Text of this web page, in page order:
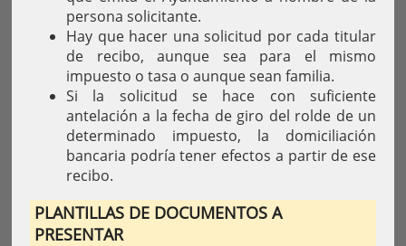
persona solicitante.
Hay que hacer una solicitud por cada titular
de recibo, aunque sea para el mismo
impuesto o tasa o aunque sean familia.
Si la solicitud se hace con suficiente
antelación a la fecha de giro del rolde de un
determinado impuesto, la domiciliación
bancaria podría tener efectos a partir de ese
recibo.
PLANTILLAS DE DOCUMENTOS A
PRESENTAR